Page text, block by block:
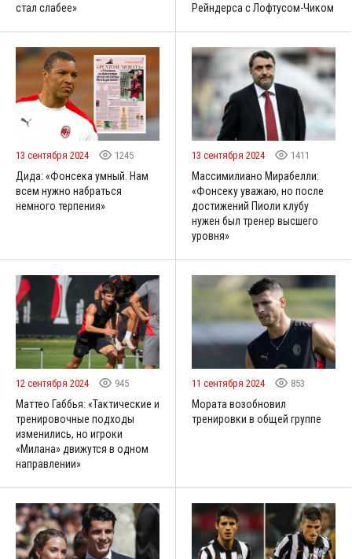
стал слабее»
Рейндерса с Лофтусом-Чиком
13 сентября 2024 1245
Дида: «Фонсека умный. Нам
всем нужно набраться
немного терпения»
13 сентября 2024 1411
Массимилиано Мирабелли:
«Фонсеку уважаю, но после
достижений Пиоли клубу
нужен был тренер высшего
уровня»
12 сентября 2024 945
Маттео Габбья: «Тактические и
тренировочные подходы
изменились, но игроки
«Милана» движутся в одном
направлении»
11 сентября 2024 853
Мората возобновил
тренировки в общей группе